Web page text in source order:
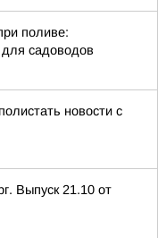
поливе:
садоводов
новости с
Выпуск 21.10 от